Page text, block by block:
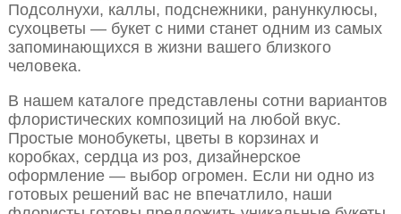
Подсолнухи, каллы, подснежники, ранункулюсы,
сухоцветы — букет с ними станет одним из самых
запоминающихся в жизни вашего близкого
человека.
В нашем каталоге представлены сотни вариантов
флористических композиций на любой вкус.
Простые монобукеты, цветы в корзинах и
коробках, сердца из роз, дизайнерское
оформление — выбор огромен. Если ни одно из
готовых решений вас не впечатлило, наши